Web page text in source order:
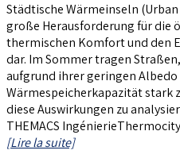
Städtische Wärmeinseln
große Herausforderung für die
thermischen Komfort und den
dar. Im Sommer tragen
aufgrund ihrer geringen
Wärmespeicherkapazität stark
diese Auswirkungen zu
THEMACS
[Lire la suite]